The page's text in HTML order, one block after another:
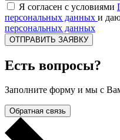
Я согласен с условиями
персональных данных и
персональных данных
ОТПРАВИТЬ ЗАЯВКУ
Есть вопросы?
Заполните форму и мы с
Обратная связь